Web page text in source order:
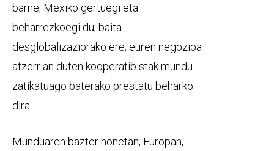
barne; Mexiko gertuegi eta
beharrezkoegi du, baita
desglobalizaziorako ere; euren negozioa
atzerrian duten kooperatibistak mundu
zatikatuago baterako prestatu beharko
dira…
Munduaren bazter honetan, Europan,